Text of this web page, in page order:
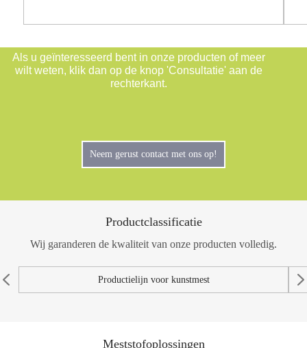
Als u geïnteresseerd bent in onze producten of meer
wilt weten, klik dan op de knop 'Consultatie' aan de
rechterkant.
Neem gerust contact met ons op!
Productclassificatie
Wij garanderen de kwaliteit van onze producten volledig.
Productielijn voor kunstmest
Meststofoplossingen